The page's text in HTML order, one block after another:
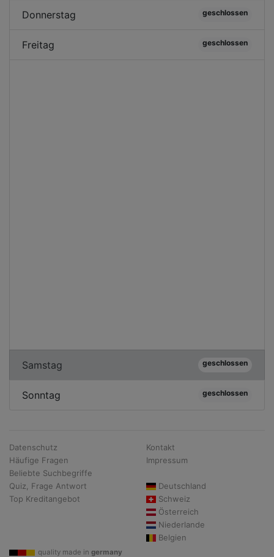
Donnerstag geschlossen
Freitag geschlossen
Samstag geschlossen
Sonntag geschlossen
Datenschutz
Häufige Fragen
Beliebte Suchbegriffe
Quiz, Frage Antwort
Top Kreditangebot
Kontakt
Impressum
Deutschland
Schweiz
Österreich
Niederlande
Belgien
quality made in germany